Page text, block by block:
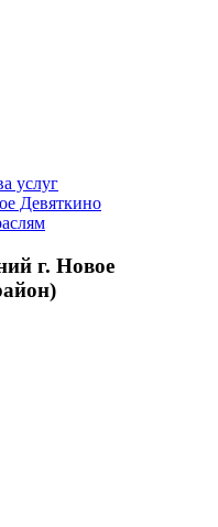
услуг
Девяткино
г. Новое